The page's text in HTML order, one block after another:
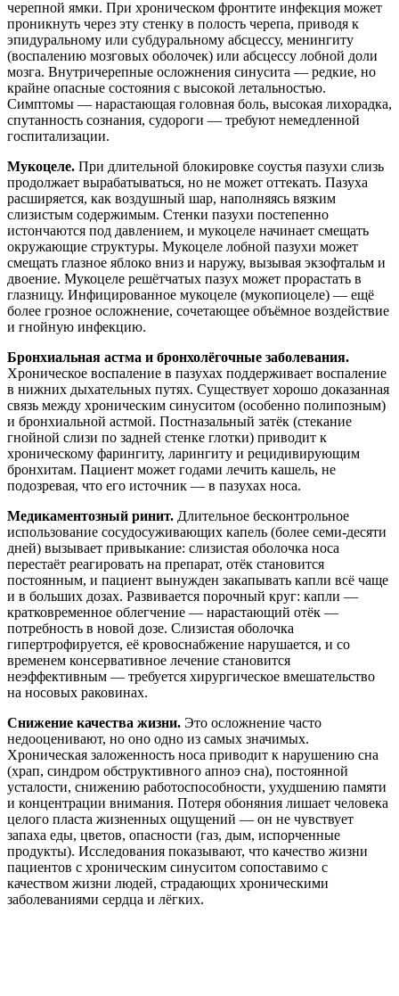
черепной ямки. При хроническом фронтите инфекция может
проникнуть через эту стенку в полость черепа, приводя к
эпидуральному или субдуральному абсцессу, менингиту
(воспалению мозговых оболочек) или абсцессу лобной доли
мозга. Внутричерепные осложнения синусита — редкие, но
крайне опасные состояния с высокой летальностью.
Симптомы — нарастающая головная боль, высокая лихорадка,
спутанность сознания, судороги — требуют немедленной
госпитализации.
Мукоцеле. При длительной блокировке соустья пазухи слизь
продолжает вырабатываться, но не может оттекать. Пазуха
расширяется, как воздушный шар, наполняясь вязким
слизистым содержимым. Стенки пазухи постепенно
истончаются под давлением, и мукоцеле начинает смещать
окружающие структуры. Мукоцеле лобной пазухи может
смещать глазное яблоко вниз и наружу, вызывая экзофтальм и
двоение. Мукоцеле решётчатых пазух может прорастать в
глазницу. Инфицированное мукоцеле (мукопиоцеле) — ещё
более грозное осложнение, сочетающее объёмное воздействие
и гнойную инфекцию.
Бронхиальная астма и бронхолёгочные заболевания.
Хроническое воспаление в пазухах поддерживает воспаление
в нижних дыхательных путях. Существует хорошо доказанная
связь между хроническим синуситом (особенно полипозным)
и бронхиальной астмой. Постназальный затёк (стекание
гнойной слизи по задней стенке глотки) приводит к
хроническому фарингиту, ларингиту и рецидивирующим
бронхитам. Пациент может годами лечить кашель, не
подозревая, что его источник — в пазухах носа.
Медикаментозный ринит. Длительное бесконтрольное
использование сосудосуживающих капель (более семи-десяти
дней) вызывает привыкание: слизистая оболочка носа
перестаёт реагировать на препарат, отёк становится
постоянным, и пациент вынужден закапывать капли всё чаще
и в больших дозах. Развивается порочный круг: капли —
кратковременное облегчение — нарастающий отёк —
потребность в новой дозе. Слизистая оболочка
гипертрофируется, её кровоснабжение нарушается, и со
временем консервативное лечение становится
неэффективным — требуется хирургическое вмешательство
на носовых раковинах.
Снижение качества жизни. Это осложнение часто
недооценивают, но оно одно из самых значимых.
Хроническая заложенность носа приводит к нарушению сна
(храп, синдром обструктивного апноэ сна), постоянной
усталости, снижению работоспособности, ухудшению памяти
и концентрации внимания. Потеря обоняния лишает человека
целого пласта жизненных ощущений — он не чувствует
запаха еды, цветов, опасности (газ, дым, испорченные
продукты). Исследования показывают, что качество жизни
пациентов с хроническим синуситом сопоставимо с
качеством жизни людей, страдающих хроническими
заболеваниями сердца и лёгких.